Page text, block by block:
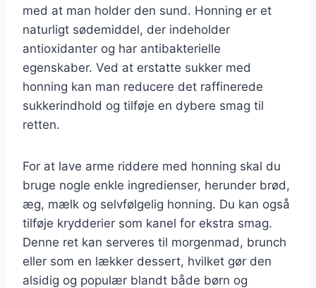
med at man holder den sund. Honning er et
naturligt sødemiddel, der indeholder
antioxidanter og har antibakterielle
egenskaber. Ved at erstatte sukker med
honning kan man reducere det raffinerede
sukkerindhold og tilføje en dybere smag til
retten.
For at lave arme riddere med honning skal du
bruge nogle enkle ingredienser, herunder brød,
æg, mælk og selvfølgelig honning. Du kan også
tilføje krydderier som kanel for ekstra smag.
Denne ret kan serveres til morgenmad, brunch
eller som en lækker dessert, hvilket gør den
alsidig og populær blandt både børn og